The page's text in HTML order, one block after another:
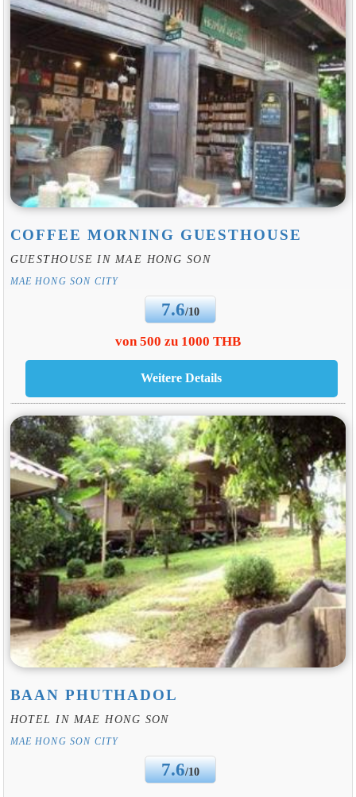
COFFEE MORNING GUESTHOUSE
GUESTHOUSE IN MAE HONG SON
MAE HONG SON CITY
7.6/10
von 500 zu 1000 THB
BAAN PHUTHADOL
HOTEL IN MAE HONG SON
MAE HONG SON CITY
7.6/10